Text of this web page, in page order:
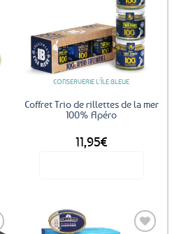
Ajouter
aux
favoris
CONSERVERIE L'ÎLE BLEUE
Coffret Trio de rillettes de la mer
100% Apéro
11,95€